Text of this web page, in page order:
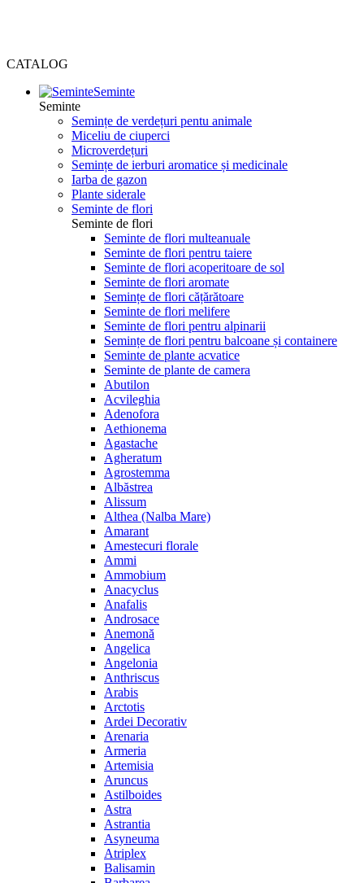
CATALOG
Seminte
Seminte
Semințe de verdețuri pentu animale
Miceliu de ciuperci
Microverdețuri
Semințe de ierburi aromatice și medicinale
Iarba de gazon
Plante siderale
Seminte de flori
Seminte de flori
Seminte de flori multeanuale
Seminte de flori pentru taiere
Seminte de flori acoperitoare de sol
Seminte de flori aromate
Semințe de flori cățărătoare
Seminte de flori melifere
Seminte de flori pentru alpinarii
Semințe de flori pentru balcoane și containere
Seminte de plante acvatice
Seminte de plante de camera
Abutilon
Acvileghia
Adenofora
Aethionema
Agastache
Agheratum
Agrostemma
Albăstrea
Alissum
Althea (Nalba Mare)
Amarant
Amestecuri florale
Ammi
Ammobium
Anacyclus
Anafalis
Androsace
Anemonă
Angelica
Angelonia
Anthriscus
Arabis
Arctotis
Ardei Decorativ
Arenaria
Armeria
Artemisia
Aruncus
Astilboides
Astra
Astrantia
Asyneuma
Atriplex
Balisamin